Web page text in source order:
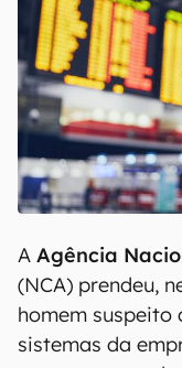
A Agência
(NCA) prendeu,
homem
sistemas da